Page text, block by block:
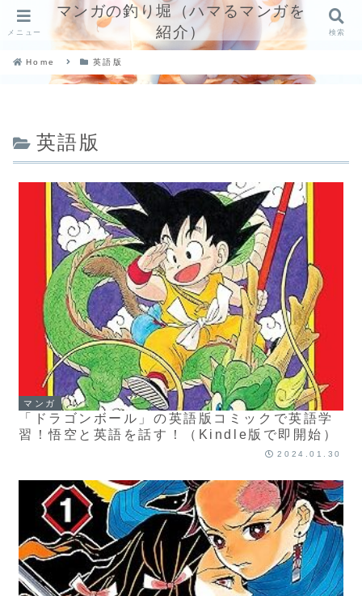
Home 英語版
英語版
マンガ
「ドラゴンボール」の英語版コミックで英語学
習！悟空と英語を話す！（Kindle版で即開始）
2024.01.30
メニュー
マンガの釣り堀（ハマるマンガを
紹介）
検索